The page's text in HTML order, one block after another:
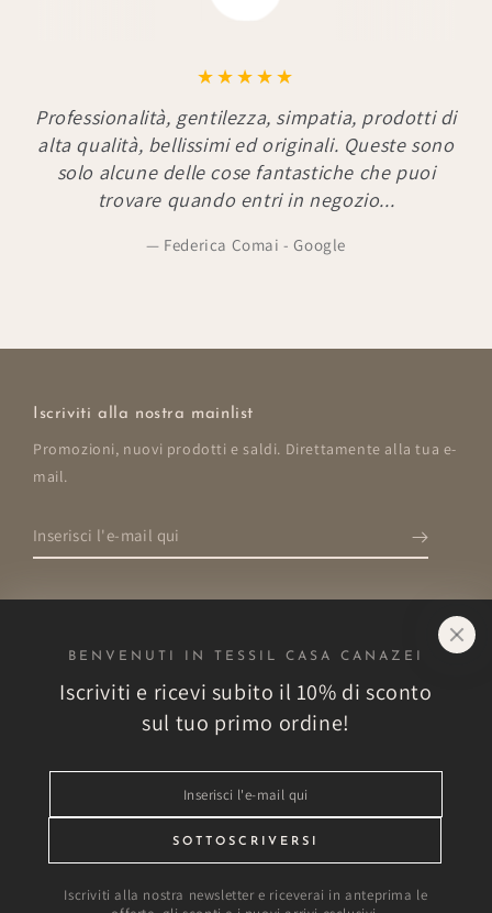
Professionalità, gentilezza, simpatia, prodotti di
alta qualità, bellissimi ed originali. Queste sono
solo alcune delle cose fantastiche che puoi
trovare quando entri in negozio...
Federica Comai - Google
Iscriviti alla nostra mainlist
Promozioni, nuovi prodotti e saldi. Direttamente alla tua e-
mail.
Inserisci
l'e-
BENVENUTI IN TESSIL CASA CANAZEI
Iscriviti e ricevi subito il 10% di sconto
sul tuo primo ordine!
l'e-
SOTTOSCRIVERSI
Iscriviti alla nostra newsletter e riceverai in anteprima le